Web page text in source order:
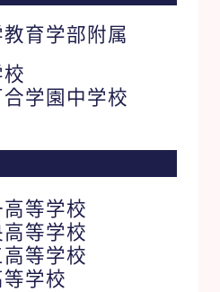
育学部附属
学園中学校
等学校
等学校
等学校
学校